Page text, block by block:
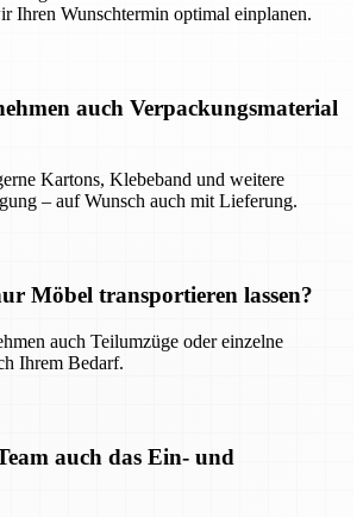
Ihren Wunschtermin optimal einplanen.
auch Verpackungsmaterial
Kartons, Klebeband und weitere
– auf Wunsch auch mit Lieferung.
Möbel transportieren lassen?
auch Teilumzüge oder einzelne
Ihrem Bedarf.
auch das Ein- und